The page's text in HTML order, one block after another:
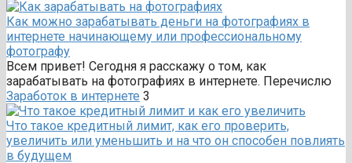
Как можно зарабатывать деньги на фотографиях в
интернете начинающему или профессиональному
фотографу
Всем привет! Сегодня я расскажу о том, как
зарабатывать на фотографиях в интернете. Перечислю
Заработок в интернете 3
Что такое кредитный лимит, как его проверить,
увеличить или уменьшить и на что он способен повлиять
в будущем